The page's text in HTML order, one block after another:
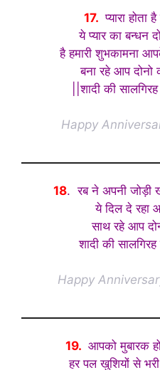
17. प्यारा होता
ये प्यार का बन्धन
है हमारी शुभकामना
बना रहे आप दोनो
||शादी की
Happy
18. रब ने अपनी जोड़ी
ये दिल दे रहा
साथ रहे आप
शादी की
Happy
19. आपको मुबारक
हर पल खुशियों से